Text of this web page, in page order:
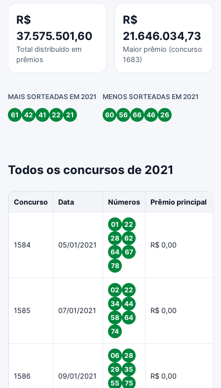
R$
37.575.501,60
Total distribuído em
prêmios
R$
21.646.034,73
Maior prêmio (concurso
1683)
MAIS SORTEADAS EM 2021
61 42 41 22 21
MENOS SORTEADAS EM 2021
60 56 66 46 26
Todos os concursos de 2021
Concurso Data Números Prêmio principal
1584 05/01/2021
01
22
28
62
64
67
78
R$ 0,00
1585 07/01/2021
02
22
34
44
58
64
74
R$ 0,00
1586 09/01/2021
06
28
29
35
55
75
R$ 0,00